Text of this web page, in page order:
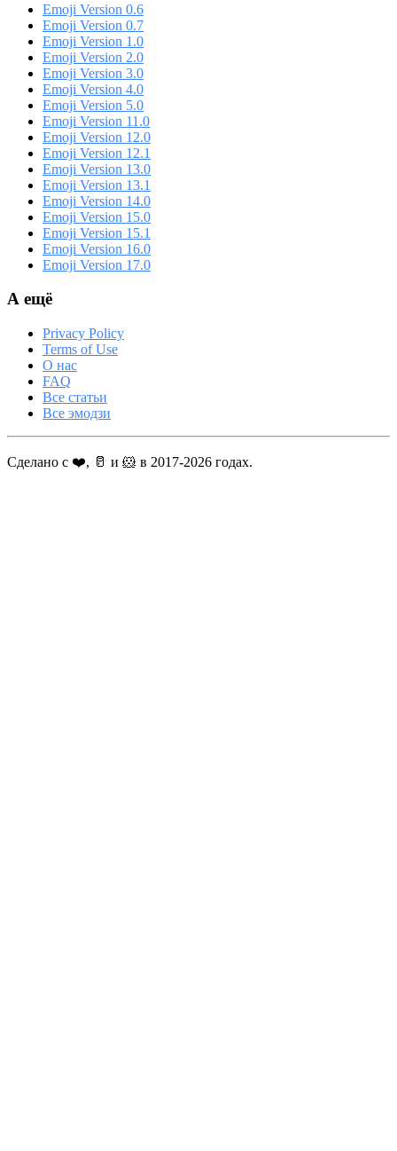
Emoji Version 0.6
Emoji Version 0.7
Emoji Version 1.0
Emoji Version 2.0
Emoji Version 3.0
Emoji Version 4.0
Emoji Version 5.0
Emoji Version 11.0
Emoji Version 12.0
Emoji Version 12.1
Emoji Version 13.0
Emoji Version 13.1
Emoji Version 14.0
Emoji Version 15.0
Emoji Version 15.1
Emoji Version 16.0
Emoji Version 17.0
А ещё
Privacy Policy
Terms of Use
О нас
FAQ
Все статьи
Все эмодзи
Сделано с ❤️, 🥛 и 🐹 в 2017-2026 годах.